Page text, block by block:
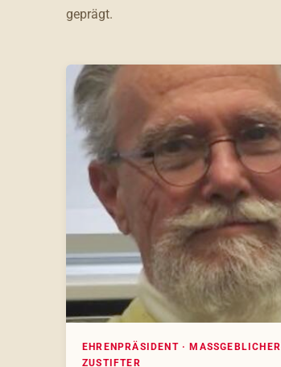
geprägt.
EHRENPRÄSIDENT · MASSGEBLICHER Z
USTIFTER